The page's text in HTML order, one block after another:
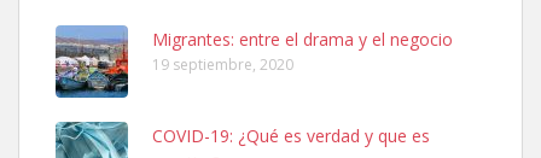
Leales.org » Gran Canaria
Migrantes: entre el drama y el negocio
19 septiembre, 2020
COVID-19: ¿Qué es verdad y que es